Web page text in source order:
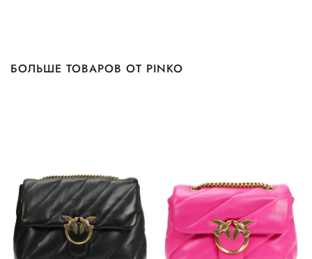
БОЛЬШЕ ТОВАРОВ ОТ PINKO